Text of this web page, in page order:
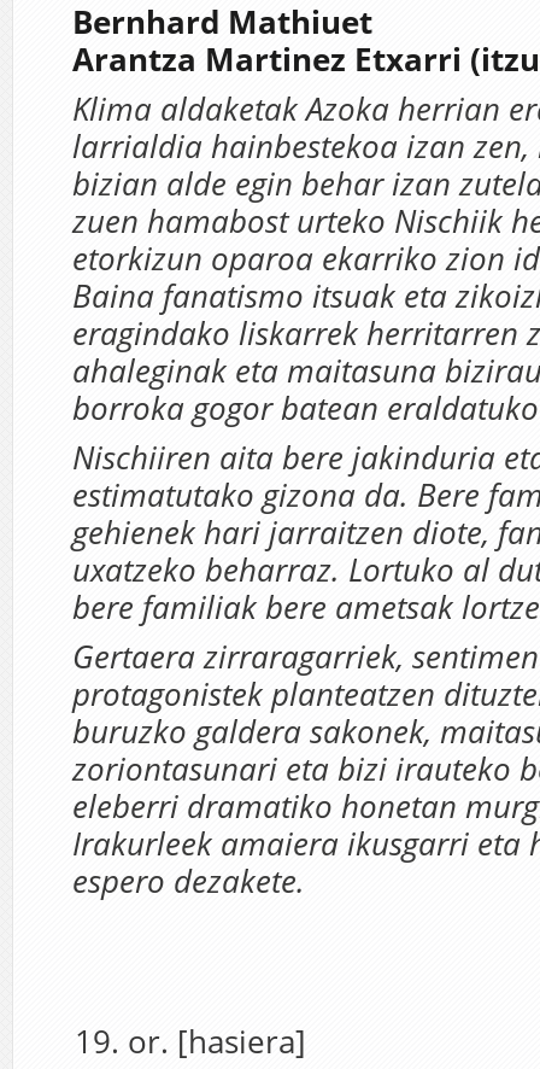
Bernhard Mathiuet
Arantza Martinez Etxarri
Klima aldaketak Azoka herrian
larrialdia hainbestekoa izan zen,
bizian alde egin behar izan
zuen hamabost urteko Nischiik
etorkizun oparoa ekarriko zion
Baina fanatismo itsuak eta
eragindako liskarrek herritarren
ahaleginak eta maitasuna
borroka gogor batean
Nischiiren aita bere jakinduria
estimatutako gizona da. Bere
gehienek hari jarraitzen diote,
uxatzeko beharraz. Lortuko al
bere familiak bere ametsak
Gertaera zirraragarriek,
protagonistek planteatzen
buruzko galdera sakonek,
zoriontasunari eta bizi irauteko
eleberri dramatiko honetan
Irakurleek amaiera ikusgarri eta
espero dezakete.
or. [hasiera]